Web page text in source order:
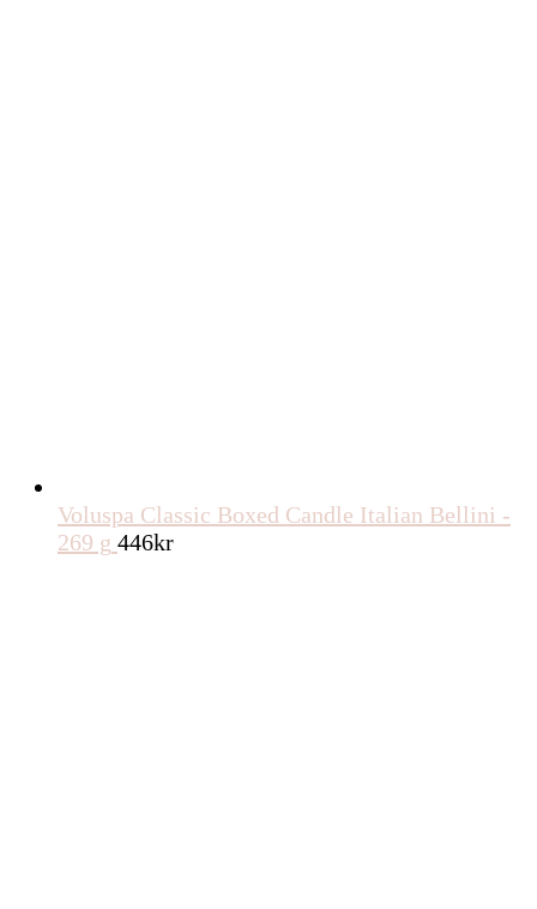
Voluspa Classic Boxed Candle Italian Bellini -
269 g 446kr